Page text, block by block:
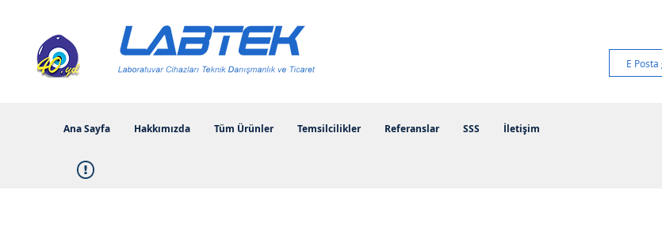
Ana Sayfa Hakkımızda Tüm Ürünler Temsilcilikler Referanslar SSS İletişim